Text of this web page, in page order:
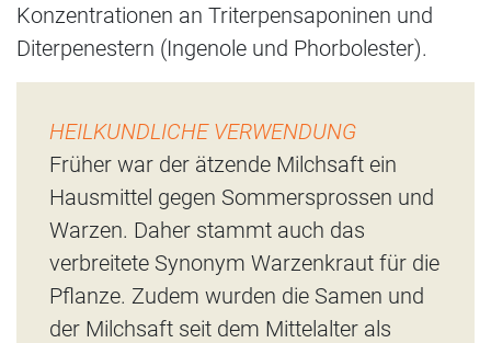
Konzentrationen an Triterpensaponinen und
Diterpenestern (Ingenole und Phorbolester).
HEILKUNDLICHE VERWENDUNG
Früher war der ätzende Milchsaft ein
Hausmittel gegen Sommersprossen und
Warzen. Daher stammt auch das
verbreitete Synonym Warzenkraut für die
Pflanze. Zudem wurden die Samen und
der Milchsaft seit dem Mittelalter als